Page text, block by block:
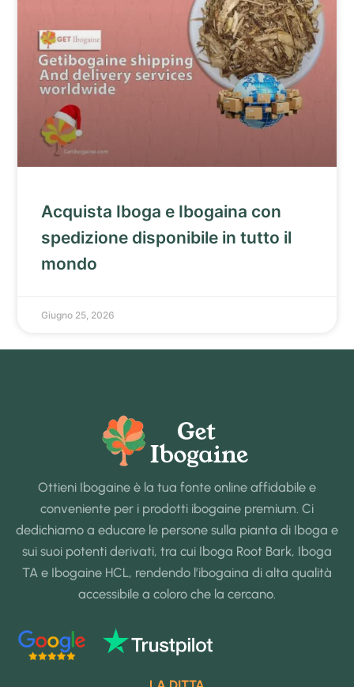
Acquista Iboga e Ibogaina con
spedizione disponibile in tutto il
mondo
Giugno 25, 2026
Ottieni Ibogaine è la tua fonte online affidabile e
conveniente per i prodotti ibogaine premium. Ci
dedichiamo a educare le persone sulla pianta di Iboga e
sui suoi potenti derivati, tra cui Iboga Root Bark, Iboga
TA e Ibogaine HCL, rendendo l’ibogaina di alta qualità
accessibile a coloro che la cercano.